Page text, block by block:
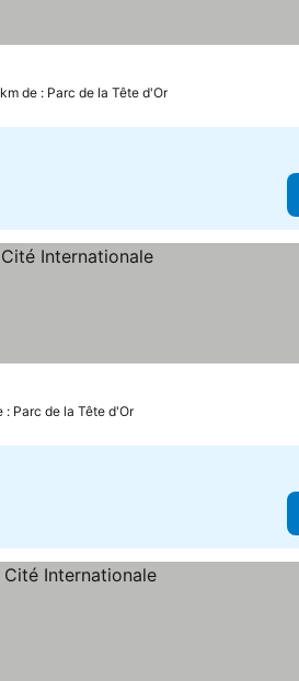
de : Parc de la Tête d'Or
: Parc de la Tête d'Or